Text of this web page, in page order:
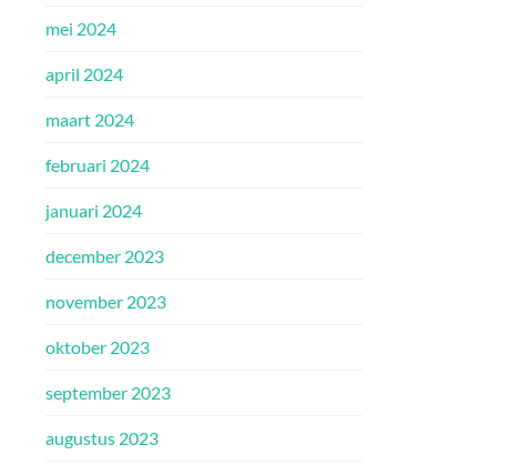
mei 2024
april 2024
maart 2024
februari 2024
januari 2024
december 2023
november 2023
oktober 2023
september 2023
augustus 2023